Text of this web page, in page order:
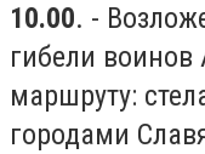
10.00. -
гибели
маршруту:
городами